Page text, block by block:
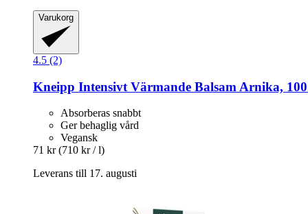
Varukorg
4.5 (2)
Kneipp Intensivt Värmande Balsam Arnika,
Absorberas snabbt
Ger behaglig vård
Vegansk
71 kr (710 kr / l)
Leverans till 17. augusti